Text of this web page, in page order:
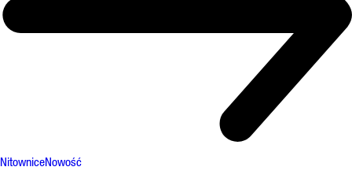
NitowniceNowość